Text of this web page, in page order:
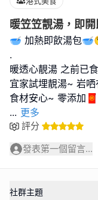
暖笠笠靚湯，即
🥣 加熱即飲湯包
.
暖透心靚湯 之前已
宜家試埋靚湯~ 岩
... 更多
評分
發表第一個留言...
社群主題